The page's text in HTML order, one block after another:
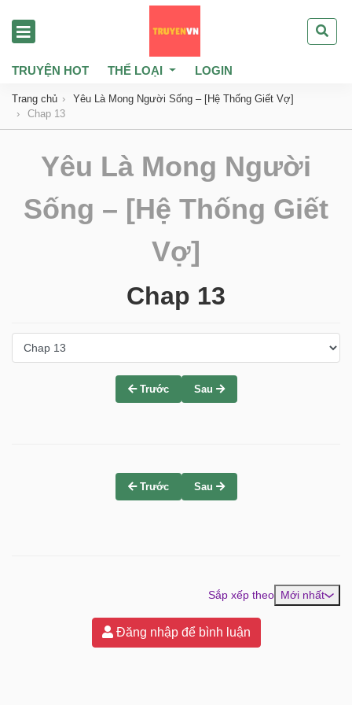
TRUYỆN HOT THỂ LOẠI LOGIN
Trang chủ
Yêu Là Mong Người Sống – [Hệ Thống Giết Vợ]
Chap 13
Yêu Là Mong Người
Sống – [Hệ Thống Giết
Vợ]
Chap 13
Trước Sau
Trước Sau
Sắp xếp theo Mới nhất
Đăng nhập để bình luận